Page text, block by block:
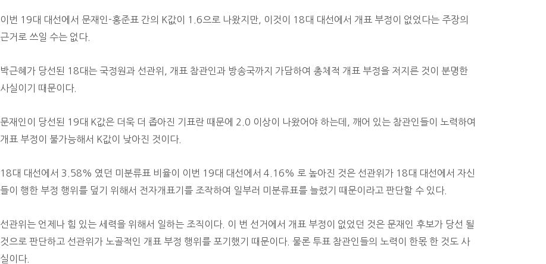
이번 19대 대선에서 문재인-홍준표 간의 K값이 1.6으로 나왔지만, 이것이 18대 대선에서 개표 부정이 없었다는 주장의
근거로 쓰일 수는 없다.
박근혜가 당선된 18대는 국정원과 선관위, 개표 참관인과 방송국까지 가담하여 총체적 개표 부정을 저지른 것이 분명한
사실이기 때문이다.
문재인이 당선된 19대 K값은 더욱 더 좁아진 기표란 때문에 2.0 이상이 나왔어야 하는데, 깨어 있는 참관인들이 노력하여
개표 부정이 불가능해서 K값이 낮아진 것이다.
18대 대선에서 3.58% 였던 미분류표 비율이 이번 19대 대선에서 4.16% 로 높아진 것은 선관위가 18대 대선에서 자신
들이 행한부정 행위를 덮기 위해서 전자개표기를 조작하여 일부러 미분류표를 늘렸기 때문이라고 판단할 수 있다.
선관위는 언제나 힘 있는 세력을 위해서 일하는 조직이다. 이 번 선거에서 개표 부정이 없었던 것은 문재인 후보가 당선 될
것으로 판단하고 선관위가 노골적인 개표 부정 행위를 포기했기 때문이다. 물론 투표 참관인들의 노력이 한몫 한 것도 사
실이다.